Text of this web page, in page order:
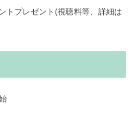
トプレゼント(視聴料等、詳細は